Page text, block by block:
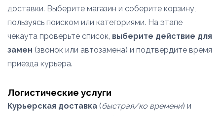
доставки. Выберите магазин и соберите корзину,
пользуясь поиском или категориями. На этапе
чекаута проверьте список, выберите действие для
замен (звонок или автозамена) и подтвердите время
приезда курьера.
Логистические услуги
Курьерская доставка (быстрая/ко времени) и